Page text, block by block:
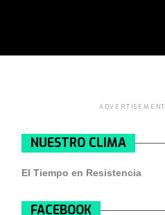
ADVERTISEMENT
NUESTRO CLIMA
El Tiempo en Resistencia
FACEBOOK